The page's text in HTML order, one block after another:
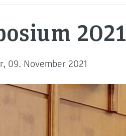
2021
09. November 2021